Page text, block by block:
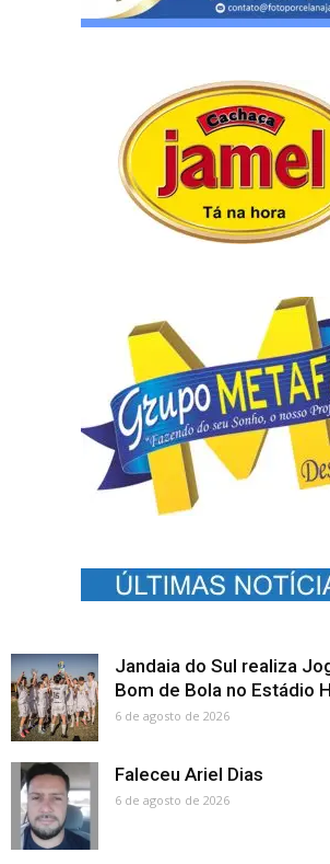
Jandaia do Sul realiza
Bom de Bola no Estádio
6 de agosto de 2026
Faleceu Ariel Dias
6 de agosto de 2026